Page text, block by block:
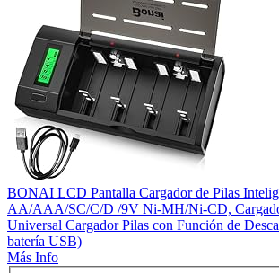
BONAI LCD Pantalla Cargador de Pilas
AA/AAA/SC/C/D /9V Ni-MH/Ni-CD,
Universal Cargador Pilas con Función de
batería USB)
Más Info